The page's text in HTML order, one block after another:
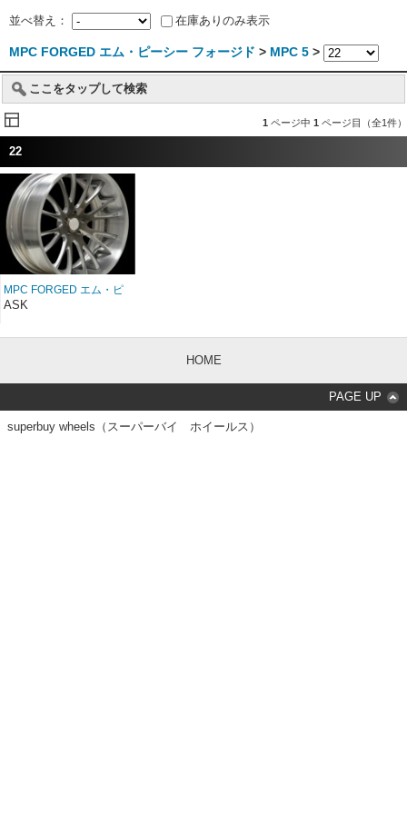
並べ替え： 在庫ありのみ表示
MPC FORGED エム・ピーシー フォージド > MPC 5 >
ここをタップして検索
1 ページ中 1 ページ目（全1件）
22
MPC FORGED エム・ピ
ーシー フォージド MPC
ASK
HOME
PAGE UP
superbuy wheels（スーパーバイ ホイールス）